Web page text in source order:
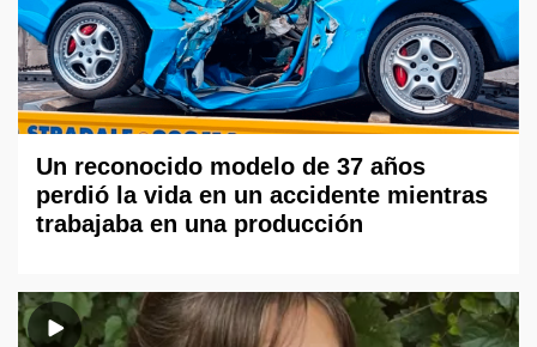
Un reconocido modelo de 37 años
perdió la vida en un accidente mientras
trabajaba en una producción